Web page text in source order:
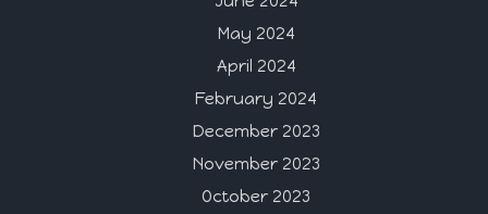
May 2024
April 2024
February 2024
December 2023
November 2023
October 2023